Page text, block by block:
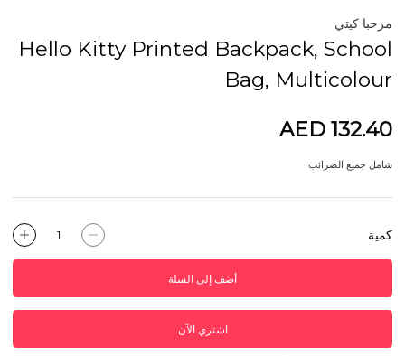
مرحبا كيتي
Hello Kitty Printed Backpack, School
Bag, Multicolour
AED 132.40
شامل جميع الضرائب
كمية
أضف إلى السلة
اشتري الآن